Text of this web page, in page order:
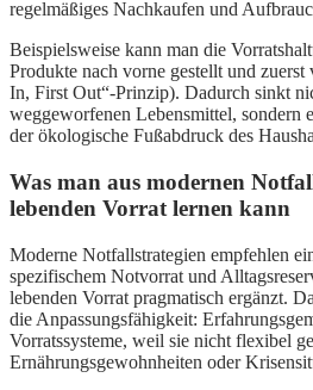
regelmäßiges Nachkaufen und
Beispielsweise kann man die
Produkte nach vorne gestellt und
In, First Out“-Prinzip). Dadurch sinkt
weggeworfenen Lebensmittel, sondern
der ökologische Fußabdruck des
Was man aus modernen
lebenden Vorrat lernen kann
Moderne Notfallstrategien empfehlen
spezifischem Notvorrat und
lebenden Vorrat pragmatisch ergänzt.
die Anpassungsfähigkeit:
Vorratssysteme, weil sie nicht flexibel
Ernährungsgewohnheiten oder